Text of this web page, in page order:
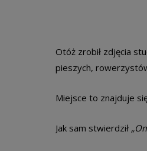
Otóż zrobił zdjęcia
pieszych,
Miejsce to znajduje
Jak sam stwierdził